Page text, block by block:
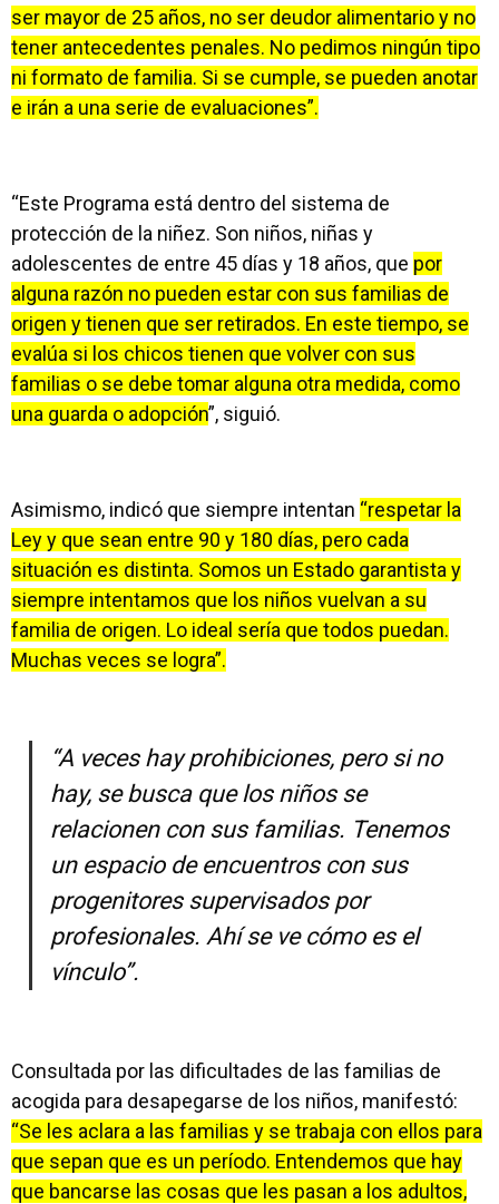
ser mayor de 25 años, no ser deudor alimentario y no
tener antecedentes penales. No pedimos ningún tipo
ni formato de familia. Si se cumple, se pueden anotar
e irán a una serie de evaluaciones”.
“Este Programa está dentro del sistema de
protección de la niñez. Son niños, niñas y
adolescentes de entre 45 días y 18 años, que por
alguna razón no pueden estar con sus familias de
origen y tienen que ser retirados. En este tiempo, se
evalúa si los chicos tienen que volver con sus
familias o se debe tomar alguna otra medida, como
una guarda o adopción”, siguió.
Asimismo, indicó que siempre intentan “respetar la
Ley y que sean entre 90 y 180 días, pero cada
situación es distinta. Somos un Estado garantista y
siempre intentamos que los niños vuelvan a su
familia de origen. Lo ideal sería que todos puedan.
Muchas veces se logra”.
“A veces hay prohibiciones, pero si no
hay, se busca que los niños se
relacionen con sus familias. Tenemos
un espacio de encuentros con sus
progenitores supervisados por
profesionales. Ahí se ve cómo es el
vínculo”.
Consultada por las dificultades de las familias de
acogida para desapegarse de los niños, manifestó:
“Se les aclara a las familias y se trabaja con ellos para
que sepan que es un período. Entendemos que hay
que bancarse las cosas que les pasan a los adultos,